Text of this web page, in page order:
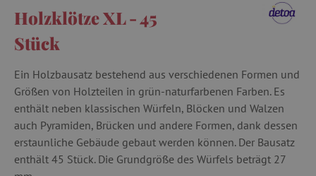
Holzklötze XL - 45
Stück
Ein Holzbausatz bestehend aus verschiedenen Formen und
Größen von Holzteilen in grün-naturfarbenen Farben. Es
enthält neben klassischen Würfeln, Blöcken und Walzen
auch Pyramiden, Brücken und andere Formen, dank dessen
erstaunliche Gebäude gebaut werden können. Der Bausatz
enthält 45 Stück. Die Grundgröße des Würfels beträgt 27